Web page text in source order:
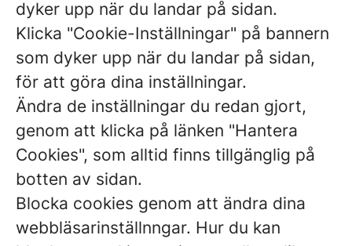
dyker upp när du landar på sidan.
Klicka "Cookie-Inställningar" på bannern
som dyker upp när du landar på sidan,
för att göra dina inställningar.
Ändra de inställningar du redan gjort,
genom att klicka på länken "Hantera
Cookies", som alltid finns tillgänglig på
botten av sidan.
Blocka cookies genom att ändra dina
webbläsarinställnngar. Hur du kan